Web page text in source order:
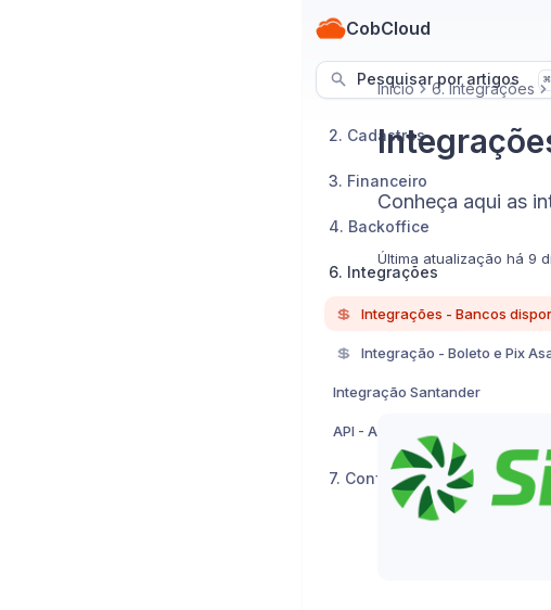
CobCloud
Pesquisar por artigos ⌘
2. Cadastros
3. Financeiro
4. Backoffice
6. Integrações
💲
💲 Integração - Boleto e Pix
Integração Santander
API - Agentes virtuais
7. Configurações
Início 6. Integrações
Conheça aqui as
Última atualização há 9